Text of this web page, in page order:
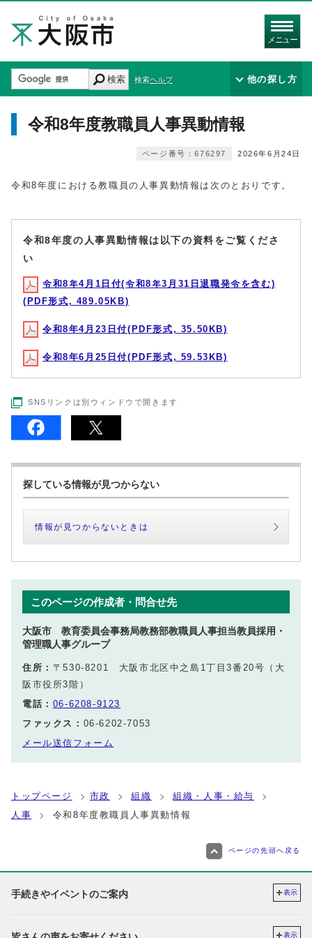
メニュー
検索 検索ヘルプ 他の探し方
令和8年度教職員人事異動情報
2026年6月24日
ページ番号：676297
令和8年度における教職員の人事異動情報は次のとおりです。
令和8年度の人事異動情報は以下の資料をご覧くださ
い
令和8年4月1日付(令和8年3月31日退職発令を含む)
(PDF形式, 489.05KB)
令和8年4月23日付(PDF形式, 35.50KB)
令和8年6月25日付(PDF形式, 59.53KB)
SNSリンクは別ウィンドウで開きます
探している情報が見つからない
情報が見つからないときは
このページの作成者・問合せ先
大阪市 教育委員会事務局教務部教職員人事担当教員採用・
管理職人事グループ
住所： 〒530-8201 大阪市北区中之島1丁目3番20号（大
阪市役所3階）
電話： 06-6208-9123
ファックス： 06-6202-7053
メール送信フォーム
トップページ 市政 組織
組織・人事・給与
人事
令和8年度教職員人事異動情報
ページの先頭へ戻る
手続きやイベントのご案内 表示
表示